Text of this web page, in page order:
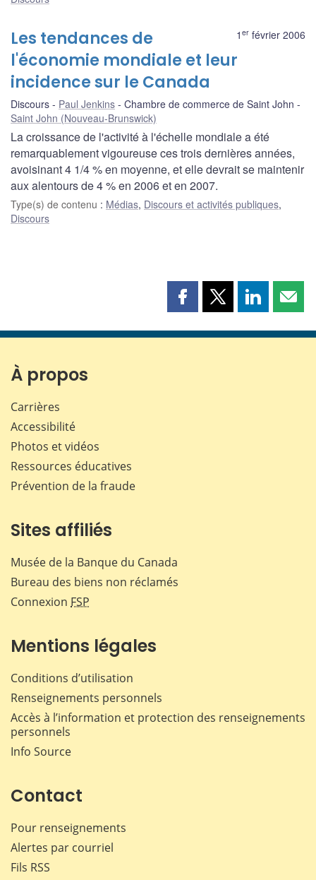
1 er février 2006
Les tendances de
l'économie mondiale et leur
incidence sur le Canada
Discours Paul Jenkins
Chambre de commerce de Saint John
Saint John (Nouveau-Brunswick)
La croissance de l'activité à l'échelle mondiale a été
remarquablement vigoureuse ces trois dernières années,
avoisinant 4 1/4 % en moyenne, et elle devrait se maintenir
aux alentours de 4 % en 2006 et en 2007.
Type(s) de contenu : Médias, Discours et activités publiques,
Discours
Partager
page
Partager
page
Partager
page page
À propos
Carrières
Accessibilité
Photos et vidéos
Ressources éducatives
Prévention de la fraude
Sites affiliés
Musée de la Banque du Canada
Bureau des biens non réclamés
Connexion FSP
Mentions légales
Conditions d’utilisation
Renseignements personnels
Accès à l’information et protection des renseignements
personnels
Info Source
Contact
Pour renseignements
Alertes par courriel
Fils RSS